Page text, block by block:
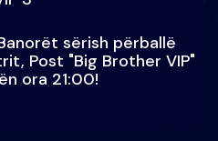
sërish përballë
Post "Big Brother VIP"
ora 21:00!